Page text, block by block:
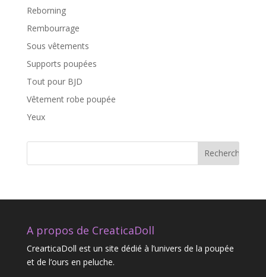
Reborning
Rembourrage
Sous vêtements
Supports poupées
Tout pour BJD
Vêtement robe poupée
Yeux
A propos de CreaticaDoll
CrearticaDoll est un site dédié à l’univers de la poupée
et de l’ours en peluche.